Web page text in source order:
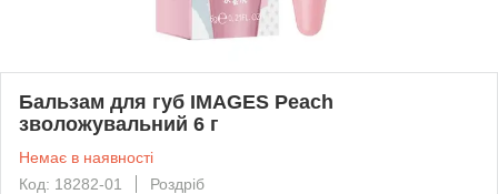
Бальзам для губ IMAGES Peach
зволожувальний 6 г
Немає в наявності
Код: 18282-01
Роздріб